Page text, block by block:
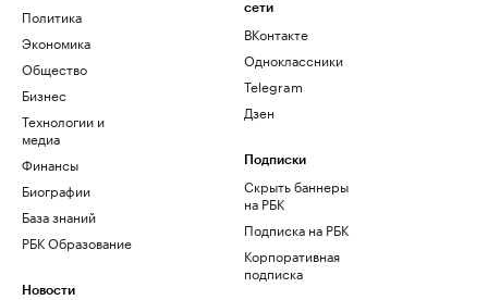
Политика
Экономика
Общество
Бизнес
Технологии и
медиа
Финансы
Биографии
База знаний
РБК Образование
Новости
сети
ВКонтакте
Одноклассники
Telegram
Дзен
Подписки
Скрыть баннеры
на РБК
Подписка на РБК
Корпоративная
подписка